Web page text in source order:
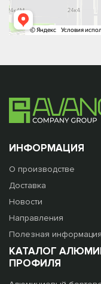
ИНФОРМАЦИЯ
О производстве
Доставка
Новости
Направления
Полезная информация
КАТАЛОГ
ПРОФИЛЯ